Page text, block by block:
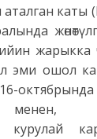
каты
эми ошол
курулай